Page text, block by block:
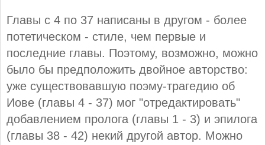
Главы с 4 по 37 написаны в другом - более
потетическом - стиле, чем первые и
последние главы. Поэтому, возможно, можно
было бы предположить двойное авторство:
уже существовавшую поэму-трагедию об
Иове (главы 4 - 37) мог "отредактировать"
добавлением пролога (главы 1 - 3) и эпилога
(главы 38 - 42) некий другой автор. Можно